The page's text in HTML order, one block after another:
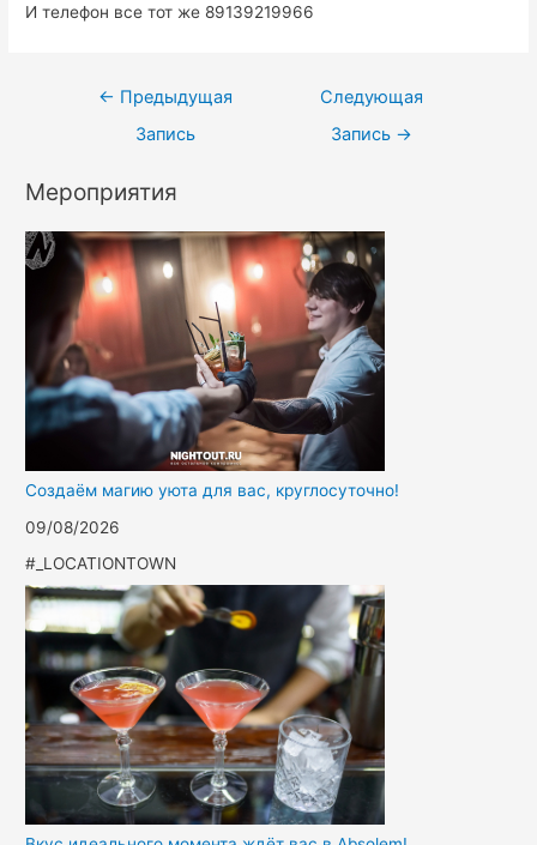
И телефон все тот же 89139219966
← Предыдущая
Запись
Следующая
Запись →
Мероприятия
Создаём магию уюта для вас, круглосуточно!
09/08/2026
#_LOCATIONTOWN